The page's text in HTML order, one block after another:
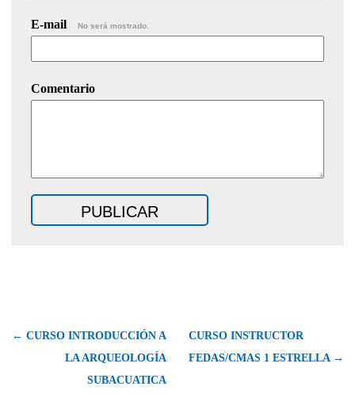
E-mail No será mostrado.
Comentario
← CURSO INTRODUCCIÓN A
LA ARQUEOLOGÍA
SUBACUATICA
CURSO INSTRUCTOR
FEDAS/CMAS 1 ESTRELLA →